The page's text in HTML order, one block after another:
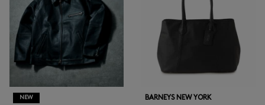
NEW
BARNEYS NEW YORK